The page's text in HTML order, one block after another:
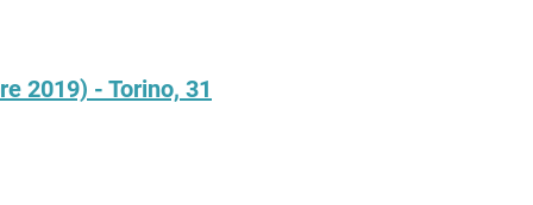
2019) - Torino, 31